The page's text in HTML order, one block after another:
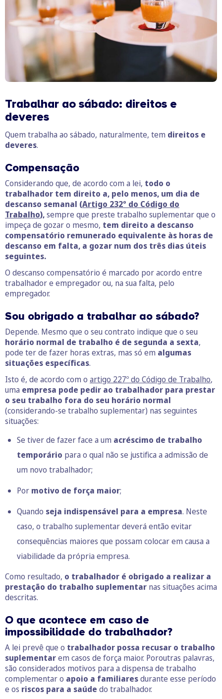
Trabalhar ao sábado: direitos e
deveres
Quem trabalha ao sábado, naturalmente, tem direitos e
deveres.
Compensação
Considerando que, de acordo com a lei, todo o
trabalhador tem direito a, pelo menos, um dia de
descanso semanal (Artigo 232º do Código do
Trabalho),sempre que preste trabalho suplementar que o
impeça de gozar o mesmo, tem direito a descanso
compensatório remunerado equivalente às horas de
descanso em falta, a gozar num dos três dias úteis
seguintes.
O descanso compensatório é marcado por acordo entre
trabalhador e empregador ou, na sua falta, pelo
empregador.
Sou obrigado a trabalhar ao sábado?
Depende. Mesmo que o seu contrato indique que o seu
horário normal de trabalho é de segunda a sexta,
pode ter de fazer horas extras, mas só em algumas
situações específicas.
Isto é, de acordo com o artigo 227º do Código de Trabalho,
uma empresa pode pedir ao trabalhador para prestar
o seu trabalho fora do seu horário normal
(considerando-se trabalho suplementar) nas seguintes
situações:
Se tiver de fazer face a um acréscimo de trabalho
temporário para o qual não se justifica a admissão de
um novo trabalhador;
Por motivo de força maior;
Quando seja indispensável para a empresa. Neste
caso, o trabalho suplementar deverá então evitar
consequências maiores que possam colocar em causa a
viabilidade da própria empresa.
Como resultado, o trabalhador é obrigado a realizar a
prestação do trabalho suplementar nas situações acima
descritas.
O que acontece em caso de
impossibilidade do trabalhador?
A lei prevê que o trabalhador possa recusar o trabalho
suplementarem casos de força maior. Poroutras palavras,
são considerados motivos para a dispensa de trabalho
complementar o apoio a familiaresdurante esse período
e os riscos para a saúde do trabalhador.